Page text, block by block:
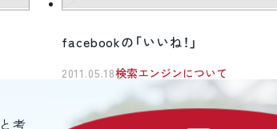
facebookの「いいね！」
2011.05.18検索エンジンについて
考